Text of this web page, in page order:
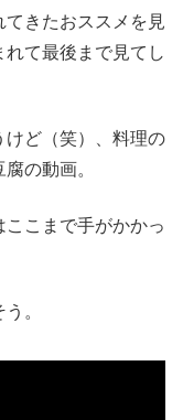
てきたおススメを見
て最後まで見てし
けど（笑）、料理の
の動画。
こまで手がかかっ
。